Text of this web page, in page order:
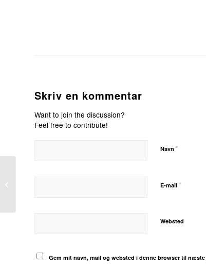
Skriv en kommentar
Want to join the discussion?
Feel free to contribute!
Navn *
E-mail *
Websted
Gem mit navn, mail og websted i denne browser til